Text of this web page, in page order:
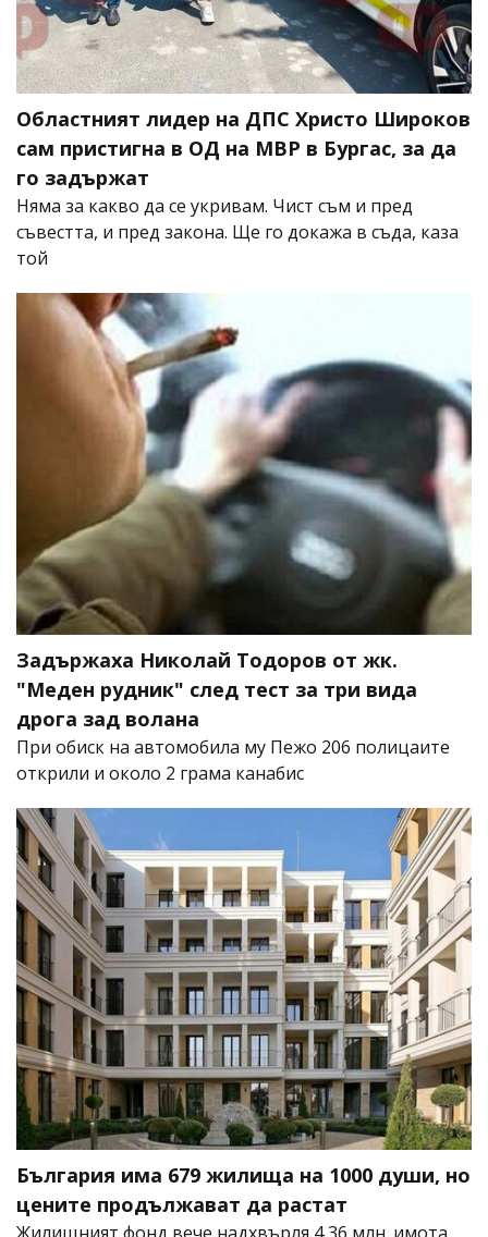
Областният лидер на ДПС Христо Широков
сам пристигна в ОД на МВР в Бургас, за да
го задържат
Няма за какво да се укривам. Чист съм и пред
съвестта, и пред закона. Ще го докажа в съда, каза
той
Задържаха Николай Тодоров от жк.
"Меден рудник" след тест за три вида
дрога зад волана
При обиск на автомобила му Пежо 206 полицаите
открили и около 2 грама канабис
България има 679 жилища на 1000 души, но
цените продължават да растат